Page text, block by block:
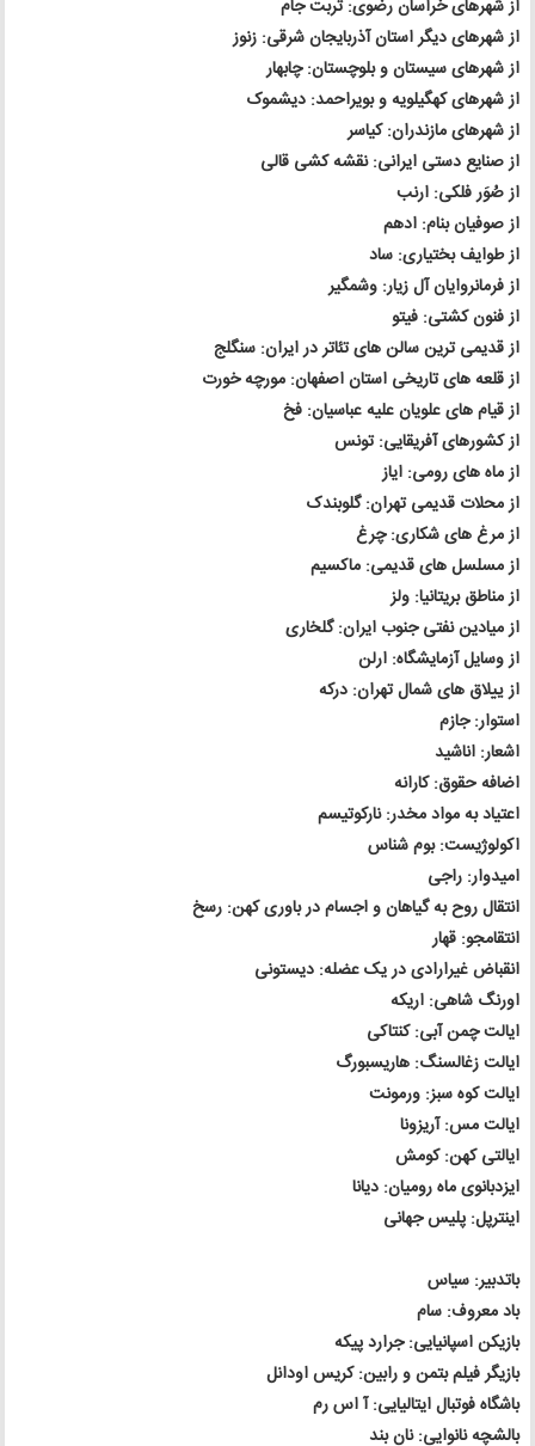
از شهرهای خراسان رضوی: تربت جام
از شهرهای دیگر استان آذربایجان شرقی: زنوز
از شهرهای سیستان و بلوچستان: چابهار
از شهرهای کهگیلویه و بویراحمد: دیشموک
از شهرهای مازندران: کیاسر
از صنایع دستی ایرانی: نقشه کشی قالی
از صُوَر فلکی: ارنب
از صوفیان بنام: ادهم
از طوایف بختیاری: ساد
از فرمانروایان آل زیار: وشمگیر
از فنون کشتی: فیتو
از قدیمی ترین سالن های تئاتر در ایران: سنگلج
از قلعه های تاریخی استان اصفهان: مورچه خورت
از قیام های علویان علیه عباسیان: فخ
از کشورهای آفریقایی: تونس
از ماه های رومی: ایاز
از محلات قدیمی تهران: گلوبندک
از مرغ های شکاری: چرغ
از مسلسل های قدیمی: ماکسیم
از مناطق بریتانیا: ولز
از میادین نفتی جنوب ایران: گلخاری
از وسایل آزمایشگاه: ارلن
از ییلاق های شمال تهران: درکه
استوار: جازم
اشعار: اناشید
اضافه حقوق: کارانه
اعتیاد به مواد مخدر: نارکوتیسم
اکولوژیست: بوم شناس
امیدوار: راجی
انتقال روح به گیاهان و اجسام در باوری کهن: رسخ
انتقامجو: قهار
انقباض غیرارادی در یک عضله: دیستونی
اورنگ شاهی: اریکه
ایالت چمن آبی: کنتاکی
ایالت زغالسنگ: هاریسبورگ
ایالت کوه سبز: ورمونت
ایالت مس: آریزونا
ایالتی کهن: کومش
ایزدبانوی ماه رومیان: دیانا
اینترپل: پلیس جهانی
باتدبیر: سیاس
باد معروف: سام
بازیکن اسپانیایی: جرارد پیکه
بازیگر فیلم بتمن و رابین: کریس اودانل
باشگاه فوتبال ایتالیایی: آ اس رم
بالشچه نانوایی: نان بند